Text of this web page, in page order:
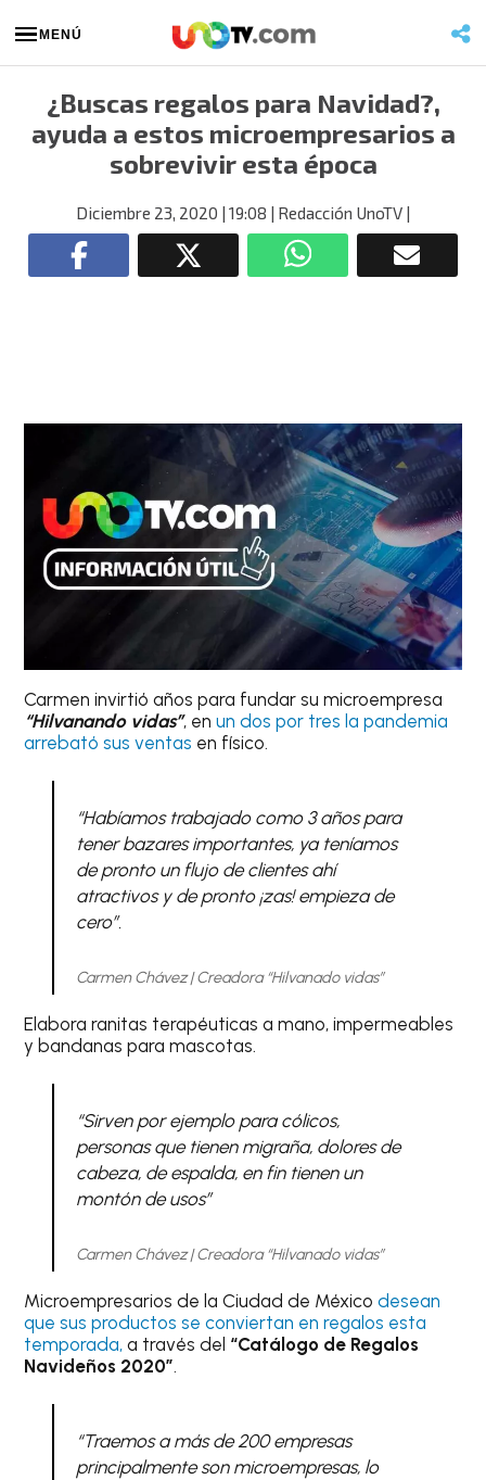
MENÚ
¿Buscas regalos para Navidad?,
ayuda a estos microempresarios a
sobrevivir esta época
Diciembre 23, 2020 | 19:08 | Redacción UnoTV |
Carmen invirtió años para fundar su microempresa
“Hilvanando vidas”, enun dos por tres la pandemia
arrebató sus ventas en físico.
“Habíamos trabajado como 3 años para
tener bazares importantes, ya teníamos
de pronto un flujo de clientes ahí
atractivos y de pronto ¡zas! empieza de
cero”.
Carmen Chávez | Creadora “Hilvanado vidas”
Elabora ranitas terapéuticas a mano, impermeables
y bandanas para mascotas.
“Sirven por ejemplo para cólicos,
personas que tienen migraña, dolores de
cabeza, de espalda, en fin tienen un
montón de usos”
Carmen Chávez | Creadora “Hilvanado vidas”
Microempresarios de la Ciudad de Méxicodesean
que sus productos se conviertan en regalos esta
temporada, a través del “Catálogo de Regalos
Navideños 2020”.
“Traemos a más de 200 empresas
principalmente son microempresas, lo